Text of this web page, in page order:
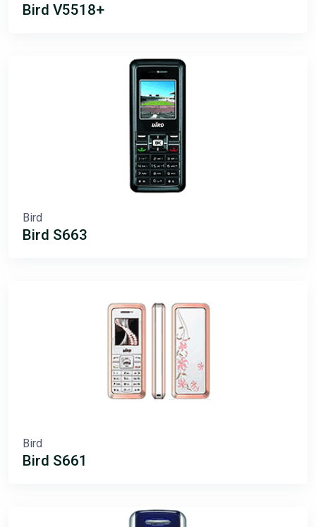
Bird V5518+
Bird
Bird S663
Bird
Bird S661